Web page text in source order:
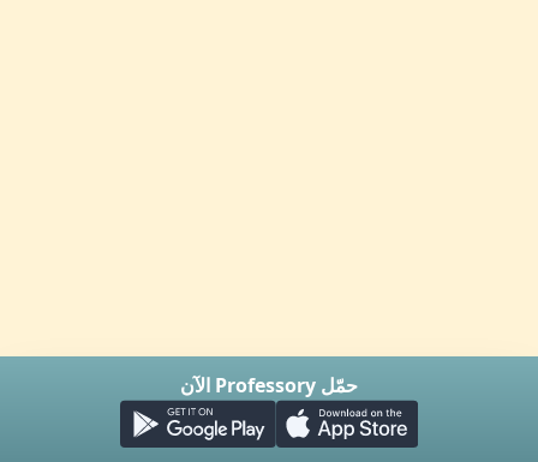
حمّل Professory الآن